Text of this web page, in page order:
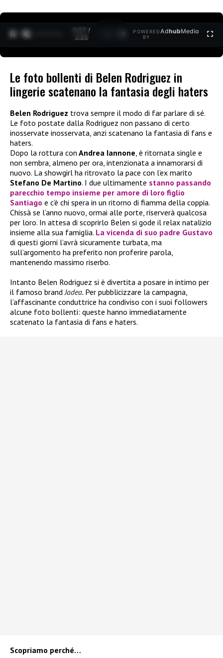
0:27 /
3:35
POWERED
BY
AdhubMedia
Le foto bollenti di Belen Rodriguez in
lingerie scatenano la fantasia degli haters
Belen Rodriguez trova sempre il modo di far parlare di sé.
Le foto postate dalla Rodriguez non passano di certo
inosservate inosservata, anzi scatenano la fantasia di fans e
haters.
Dopo la rottura con Andrea Iannone, è ritornata single e
non sembra, almeno per ora, intenzionata a innamorarsi di
nuovo. La showgirl ha ritrovato la pace con l’ex marito
Stefano De Martino. I due ultimamente stanno passando
parecchio tempo insieme per amore di loro figlio
Santiago e c’è chi spera in un ritorno di fiamma della coppia.
Chissà se l’anno nuovo, ormai alle porte, riserverà qualcosa
per loro. In attesa di scoprirlo Belen si gode il relax natalizio
insieme alla sua famiglia. La vicenda di suo padre Gustavo
di questi giorni l’avrà sicuramente turbata, ma
sull’argomento ha preferito non proferire parola,
mantenendo massimo riserbo.
Intanto Belen Rodriguez si è divertita a posare in intimo per
il famoso brandJadea. Per pubblicizzare la campagna,
l’affascinante conduttrice ha condiviso con i suoi followers
alcune foto bollenti: queste hanno immediatamente
scatenato la fantasia di fans e haters.
Scopriamo perché…